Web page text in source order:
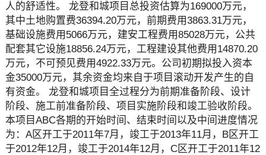
人的舒适性。 龙登和城项目总投资估算为169000万元，
其中土地购置费36394.20万元，前期费用3863.31万元，
基础设施费用5066万元，建安工程费用85028万元，公共
配套其它设施18856.24万元，工程建设其他费用14870.20
万元，不可预见费用4922.33万元。公司初期拟投入资本
金35000万元，其余资金均来自于项目滚动开发产生的自
有资金。 龙登和城项目全过程分为前期准备阶段、设计
阶段、施工前准备阶段、项目实施阶段和竣工验收阶段。
本项目ABC各期的开始时间、结束时间以及中间进度情况
为：A区开工于2011年7月，竣工于2013年11月，B区开工
于2012年12月，竣工于2014年12月，C区开工于2011年12